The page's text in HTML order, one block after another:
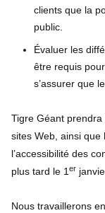
clients que la
public.
Évaluer les
être requis
s’assurer que
Tigre Géant
sites Web, ainsi
l’accessibilité des
plus tard le 1 er
Nous travaillerons